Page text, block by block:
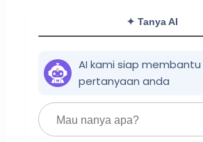
✦ Tanya AI
AI kami siap membantu
pertanyaan anda